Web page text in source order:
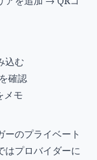
込む
確認
メモ
ーのプライベート
はプロバイダーに